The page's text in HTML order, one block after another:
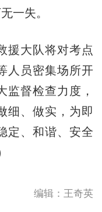
一失。
大队将对考点
人员密集场所开
监督检查力度，
细、做实，为即
定、和谐、安全
编辑：王奇英